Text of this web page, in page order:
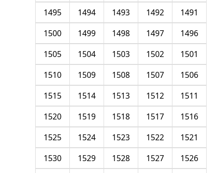
1491
1492
1493
1494
1495
1496
1497
1498
1499
1500
1501
1502
1503
1504
1505
1506
1507
1508
1509
1510
1511
1512
1513
1514
1515
1516
1517
1518
1519
1520
1521
1522
1523
1524
1525
1526
1527
1528
1529
1530